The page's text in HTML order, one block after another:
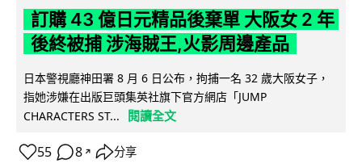
訂購 43 億日元精品後棄單 大阪女 2 年
後終被捕 涉海賊王,火影周邊產品
日本警視廳神田署 8 月 6 日公布，拘捕一名 32 歲大阪女子，
指她涉嫌在出版巨頭集英社旗下官方網店「JUMP
CHARACTERS ST...
閱讀全文
55 8 ↗ 分享